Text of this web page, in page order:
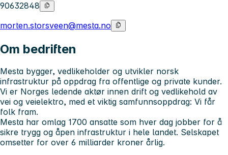
90632848
morten.storsveen@mesta.no
Om bedriften
Mesta bygger, vedlikeholder og utvikler norsk
infrastruktur på oppdrag fra offentlige og private kunder.
Vi er Norges ledende aktør innen drift og vedlikehold av
vei og veielektro, med et viktig samfunnsoppdrag: Vi får
folk fram.
Mesta har omlag 1700 ansatte som hver dag jobber for å
sikre trygg og åpen infrastruktur i hele landet. Selskapet
omsetter for over 6 milliarder kroner årlig.